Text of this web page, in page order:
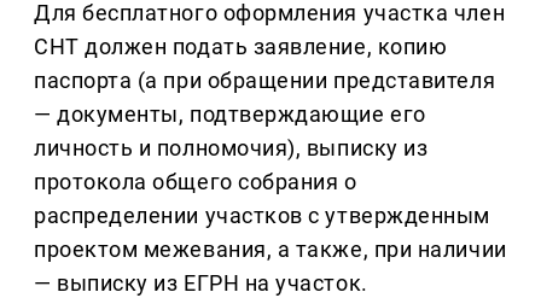
Для бесплатного оформления участка член
СНТ должен подать заявление, копию
паспорта (а при обращении представителя
— документы, подтверждающие его
личность и полномочия), выписку из
протокола общего собрания о
распределении участков с утвержденным
проектом межевания, а также, при наличии
— выписку из ЕГРН на участок.